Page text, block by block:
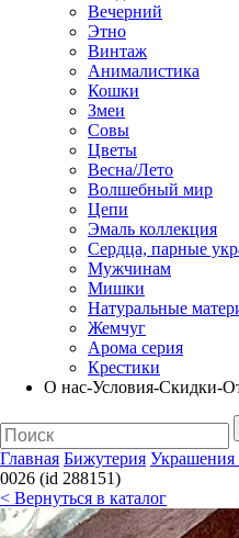
Вечерний
Этно
Винтаж
Анималистика
Кошки
Змеи
Совы
Цветы
Весна/Лето
Волшебный мир
Цепи
Эмаль коллекция
Сердца, парные
Мужчинам
Мишки
Натуральные
Жемчуг
Арома серия
Крестики
О нас-Условия-Скидки-
Главная Бижутерия
0026 (id 288151)
< Вернуться в каталог